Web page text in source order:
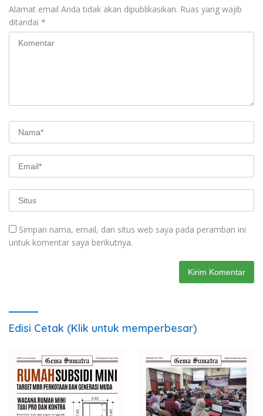
Alamat email Anda tidak akan dipublikasikan. Ruas yang wajib
ditandai *
Simpan nama, email, dan situs web saya pada peramban ini
untuk komentar saya berikutnya.
Edisi Cetak (Klik untuk memperbesar)